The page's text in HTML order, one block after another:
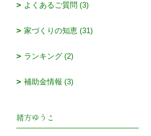
よくあるご質問 (3)
家づくりの知恵 (31)
ランキング (2)
補助金情報 (3)
緒方ゆうこ